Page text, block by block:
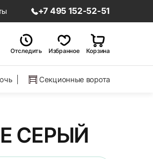
+7 495 152-52-51
Отследить Избранное Корзина
Секционные ворота
СЕРЫЙ